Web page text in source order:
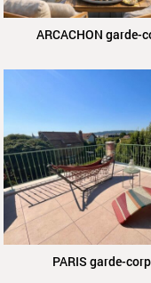
ARCACHON garde-
PARIS garde-